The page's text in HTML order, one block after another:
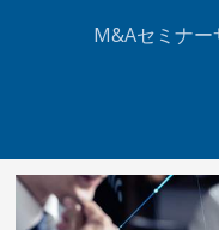
M&Aセミナ